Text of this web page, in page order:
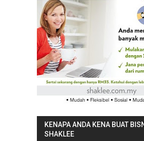
KENAPA ANDA KENA BUAT
SHAKLEE